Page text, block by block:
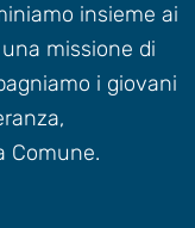
insieme ai
missione di
i giovani
Comune.